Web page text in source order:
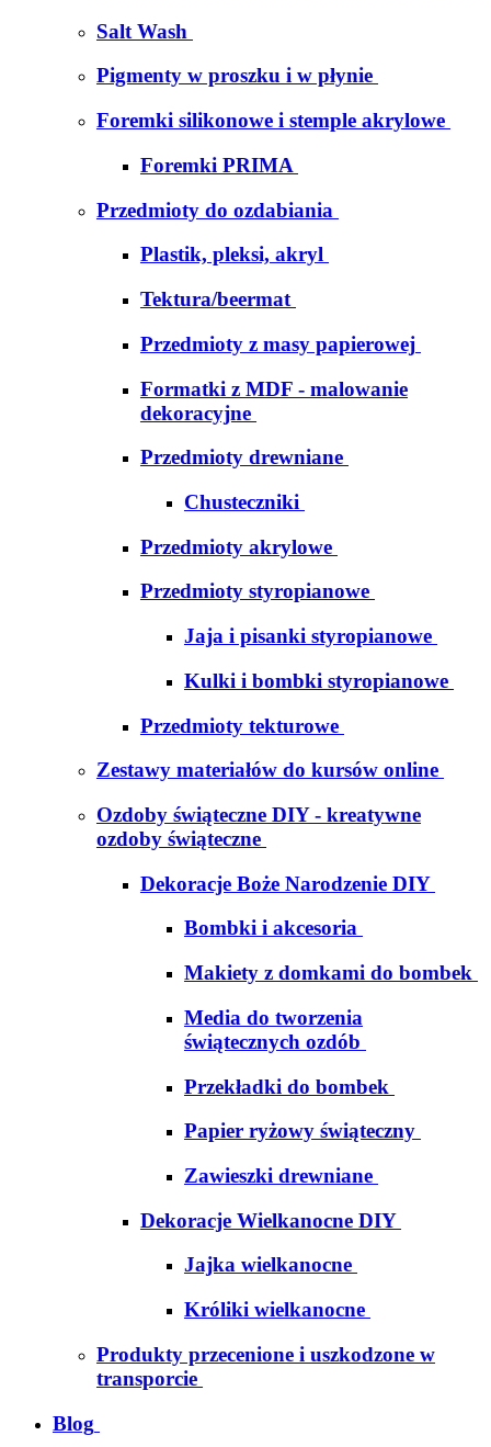
Salt Wash
Pigmenty w proszku i w płynie
Foremki silikonowe i stemple akrylowe
Foremki PRIMA
Przedmioty do ozdabiania
Plastik, pleksi, akryl
Tektura/beermat
Przedmioty z masy papierowej
Formatki z MDF - malowanie
dekoracyjne
Przedmioty drewniane
Chusteczniki
Przedmioty akrylowe
Przedmioty styropianowe
Jaja i pisanki styropianowe
Kulki i bombki styropianowe
Przedmioty tekturowe
Zestawy materiałów do kursów online
Ozdoby świąteczne DIY - kreatywne
ozdoby świąteczne
Dekoracje Boże Narodzenie DIY
Bombki i akcesoria
Makiety z domkami do bombek
Media do tworzenia
świątecznych ozdób
Przekładki do bombek
Papier ryżowy świąteczny
Zawieszki drewniane
Dekoracje Wielkanocne DIY
Jajka wielkanocne
Króliki wielkanocne
Produkty przecenione i uszkodzone w
transporcie
Blog